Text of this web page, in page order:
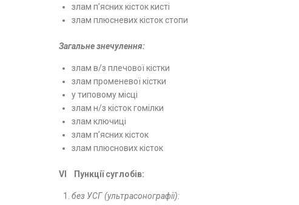
злам п’ясних кісток кисті
злам плюсневих кісток стопи
Загальне знечулення:
злам в/з плечової кістки
злам променевої кістки
у типовому місці
злам н/з кісток гомілки
злам ключиці
злам п’ясних кісток
злам плюснових кісток
VІ Пункції суглобів:
без УСГ (ультрасонографії):